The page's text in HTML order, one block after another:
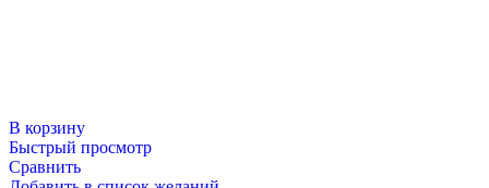
В корзину
Быстрый просмотр
Сравнить